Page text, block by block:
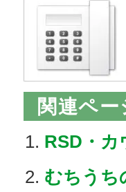
関連ペ
RSD・カ
むちうち